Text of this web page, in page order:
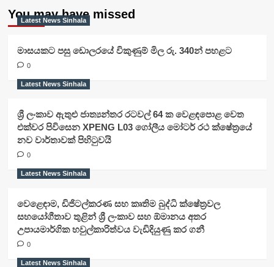
You may have missed
Latest News Sinhala
මාසයකට පසු ඩොලරයේ විකුණුම් මිල රු. 340න් පහළට
0
Latest News Sinhala
ශ්‍රී ලංකාව ඇතුළු ජාත්‍යන්තර රටවල් 64 ක වෙළඳපොළ වෙත
එක්වර පිවිසෙන XPENG L03 ගෝලීය මෝටර් රථ ක්ෂේත්‍රයේ
නව වාර්තාවක් පිහිටුවයි
0
Latest News Sinhala
වෙළෙඳාම, ඩිජිටල්කරණ සහ කෘතිම බුද්ධි ක්ෂේත්‍රවල
සහයෝගීතාව තුළින් ශ්‍රී ලංකාව සහ ඕමානය අතර
උපායමාර්ගික හවුල්කාරිත්වය වැඩිදියුණු කර ගනී
0
Latest News Sinhala